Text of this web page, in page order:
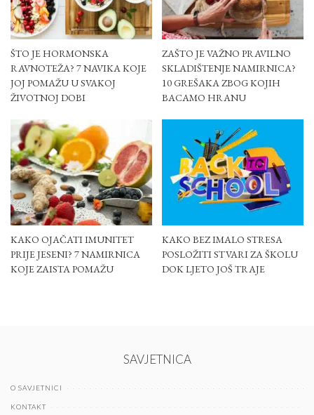
ŠTO JE HORMONSKA
RAVNOTEŽA? 7 NAVIKA KOJE
JOJ POMAŽU U SVAKOJ
ŽIVOTNOJ DOBI
ZAŠTO JE VAŽNO PRAVILNO
SKLADIŠTENJE NAMIRNICA?
10 GREŠAKA ZBOG KOJIH
BACAMO HRANU
KAKO OJAČATI IMUNITET
PRIJE JESENI? 7 NAMIRNICA
KOJE ZAISTA POMAŽU
KAKO BEZ IMALO STRESA
POSLOŽITI STVARI ZA ŠKOLU
DOK LJETO JOŠ TRAJE
SAVJETNICA
O SAVJETNICI
KONTAKT